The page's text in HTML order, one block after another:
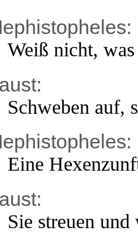
nicht, was
auf,
streuen und